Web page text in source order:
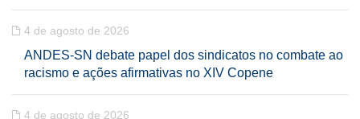
4 de agosto de 2026
ANDES-SN debate papel dos sindicatos no combate ao
racismo e ações afirmativas no XIV Copene
4 de agosto de 2026